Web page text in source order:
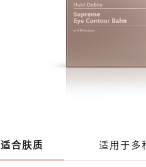
适合肤质 适用于多